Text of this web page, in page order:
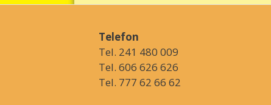
Telefon
Tel. 241 480 009
Tel. 606 626 626
Tel. 777 62 66 62